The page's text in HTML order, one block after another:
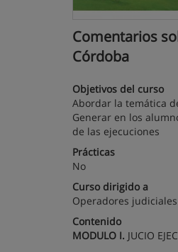
Comentarios
Córdoba
Objetivos del curso
Abordar la temática
Generar en los
de las ejecuciones
Prácticas
No
Curso dirigido a
Operadores
Contenido
MODULO I. JUCIO